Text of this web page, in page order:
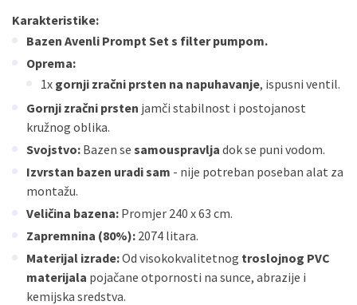
Karakteristike:
Bazen Avenli Prompt Set s filter pumpom.
Oprema:
1x gornji zračni prsten na napuhavanje, ispusni ventil.
Gornji zračni prsten jamči stabilnost i postojanost
kružnog oblika.
Svojstvo: Bazen se samouspravlja dok se puni vodom.
Izvrstan bazen uradi sam - nije potreban poseban alat za
montažu.
Veličina bazena: Promjer 240 x 63 cm.
Zapremnina (80%): 2074 litara.
Materijal izrade:Od visokokvalitetnog troslojnog PVC
materijala pojačane otpornosti na sunce, abrazije i
kemijska sredstva.